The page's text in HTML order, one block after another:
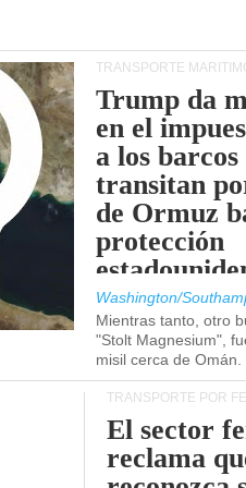
TRANSPORTE
Trump da
en el
a los barcos
transitan
de Ormuz
protección
Washington/
Mientras tanto, otro
"Stolt Magnesium",
misil cerca de Omán.
TRANSPORTE POR
El sector
reclama